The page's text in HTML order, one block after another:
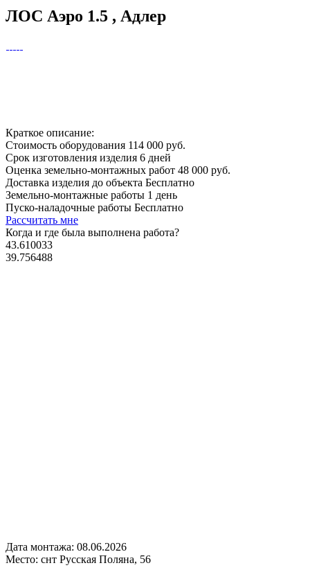
ЛОС Аэро 1.5 , Адлер
Краткое описание:
Стоимость оборудования 114 000 руб.
Срок изготовления изделия 6 дней
Оценка земельно-монтажных работ 48 000 руб.
Доставка изделия до объекта Бесплатно
Земельно-монтажные работы 1 день
Пуско-наладочные работы Бесплатно
Рассчитать мне
Когда и где была выполнена работа?
43.610033
39.756488
Дата монтажа: 08.06.2026
Место: снт Русская Поляна, 56